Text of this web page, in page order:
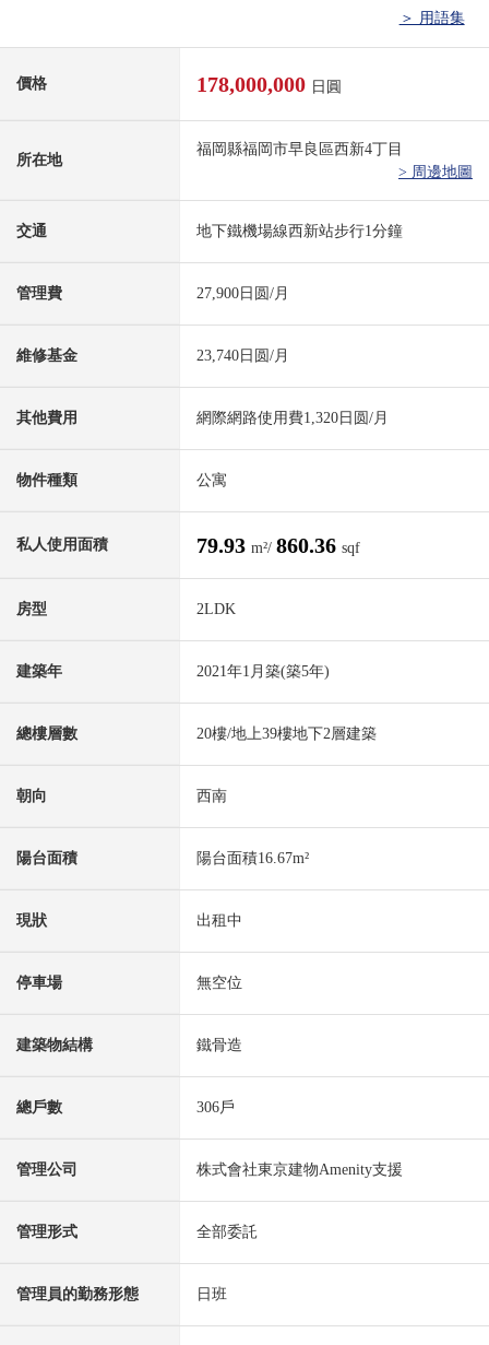
＞ 用語集
價格 178,000,000 日圓
所在地
福岡縣福岡市早良區西新4丁目
> 周邊地圖
交通 地下鐵機場線西新站步行1分鐘
管理費 27,900日圆/月
維修基金 23,740日圆/月
其他費用 網際網路使用費1,320日圆/月
物件種類 公寓
私人使用面積 79.93 m²/ 860.36 sqf
房型 2LDK
建築年 2021年1月築(築5年)
總樓層數 20樓/地上39樓地下2層建築
朝向 西南
陽台面積 陽台面積16.67m²
現狀 出租中
停車場 無空位
建築物結構 鐵骨造
總戶數 306戶
管理公司 株式會社東京建物Amenity支援
管理形式 全部委託
管理員的勤務形態 日班